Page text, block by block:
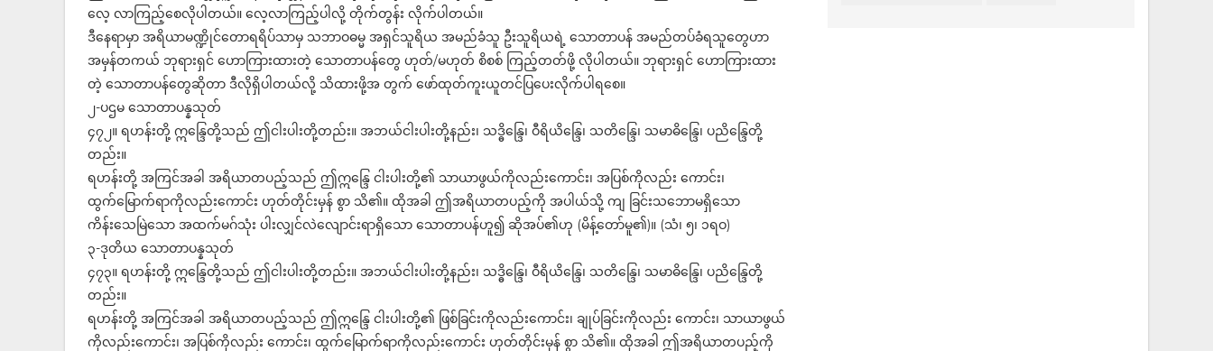
လေ့ လာကြည့်စေလိုပါတယ်။ လေ့လာကြည့်ပါလို့ တိုက်တွန်း လိုက်ပါတယ်။
ဒီနေရာမှာ အရိယာမဏ္ဍိုင်တောရရိပ်သာမှ သဘာဝဓမ္မ အရှင်သူရိယ အမည်ခံသူ ဦးသူရိယရဲ့ သောတာပန် အမည်တပ်ခံရသူတွေဟာ
အမှန်တကယ် ဘုရားရှင် ဟောကြားထားတဲ့ သောတာပန်တွေ ဟုတ်/မဟုတ် စိစစ် ကြည့်တတ်ဖို့ လိုပါတယ်။ ဘုရားရှင် ဟောကြားထား
တဲ့ သောတာပန်တွေဆိုတာ ဒီလိုရှိပါတယ်လို့ သိထားဖို့အ တွက် ဖော်ထုတ်ကူးယူတင်ပြပေးလိုက်ပါရစေ။
၂-ပဌမ သောတာပန္နသုတ်
၄၇၂။ ရဟန်းတို့ ဣန္ဒြေတို့သည် ဤငါးပါးတို့တည်း။ အဘယ်ငါးပါးတို့နည်း၊ သဒ္ဓိန္ဒြေ၊ ဝီရိယိန္ဒြေ၊ သတိန္ဒြေ၊ သမာဓိန္ဒြေ၊ ပညိန္ဒြေတို့
တည်း။
ရဟန်းတို့ အကြင်အခါ အရိယာတပည့်သည် ဤဣန္ဒြေ ငါးပါးတို့၏ သာယာဖွယ်ကိုလည်းကောင်း၊ အပြစ်ကိုလည်း ကောင်း၊
ထွက်မြောက်ရာကိုလည်းကောင်း ဟုတ်တိုင်းမှန် စွာ သိ၏။ ထိုအခါ ဤအရိယာတပည့်ကို အပါယ်သို့ ကျ ခြင်းသဘောမရှိသော
ကိန်းသေမြဲသော အထက်မဂ်သုံး ပါးလျှင်လဲလျောင်းရာရှိသော သောတာပန်ဟူ၍ ဆိုအပ်၏ဟု (မိန့်တော်မူ၏)။ (သံ၊ ၅၊ ၁ရဝ)
၃-ဒုတိယ သောတာပန္နသုတ်
၄၇၃။ ရဟန်းတို့ ဣန္ဒြေတို့သည် ဤငါးပါးတို့တည်း။ အဘယ်ငါးပါးတို့နည်း၊ သဒ္ဓိန္ဒြေ၊ ဝီရိယိန္ဒြေ၊ သတိန္ဒြေ၊ သမာဓိန္ဒြေ၊ ပညိန္ဒြေတို့
တည်း။
ရဟန်းတို့ အကြင်အခါ အရိယာတပည့်သည် ဤဣန္ဒြေ ငါးပါးတို့၏ ဖြစ်ခြင်းကိုလည်းကောင်း၊ ချုပ်ခြင်းကိုလည်း ကောင်း၊ သာယာဖွယ်
ကိုလည်းကောင်း၊ အပြစ်ကိုလည်း ကောင်း၊ ထွက်မြောက်ရာကိုလည်းကောင်း ဟုတ်တိုင်းမှန် စွာ သိ၏။ ထိုအခါ ဤအရိယာတပည့်ကို